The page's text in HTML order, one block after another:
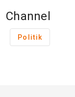
Channel
Politik